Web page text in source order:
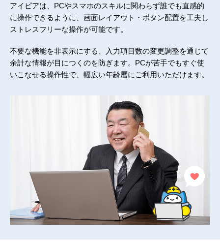
アイピアは、PCやスマホのスキルに関わらず誰でも直感的
に操作できるように、画面レイアウト・ボタン配置を工夫し
ストレスフリーな操作が可能です。
不要な機能を非表示にする、入力項目数の変更調整を通じて
余計な情報が目につくのを防ぎます。PCが苦手でもすぐ使
いこなせる操作性で、幅広い年齢層にご利用いただけます。